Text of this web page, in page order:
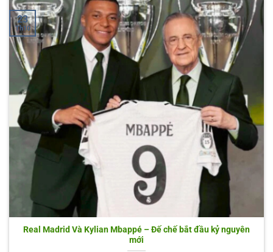
Real Madrid Và Kylian Mbappé – Đế chế bắt đầu kỷ nguyên
mới
23
Th10